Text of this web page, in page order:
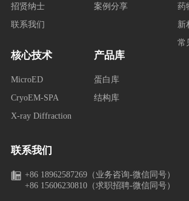
药
新
常
产品库
蛋白库
结构库
核心技术
MicroED
CryoEM-SPA
X-ray Diffraction
案例分享
招贤纳士
联系我们
联系我们
+86 18962587269（业务咨询-微信同号）
+86 15606230810（求职招聘-微信同号）